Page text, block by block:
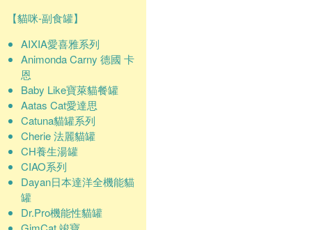
【貓咪-副食罐】
AIXIA愛喜雅系列
Animonda Carny 德國 卡
恩
Baby Like寶萊貓餐罐
Aatas Cat愛達思
Catuna貓罐系列
Cherie 法麗貓罐
CH養生湯罐
CIAO系列
Dayan日本達洋全機能貓
罐
Dr.Pro機能性貓罐